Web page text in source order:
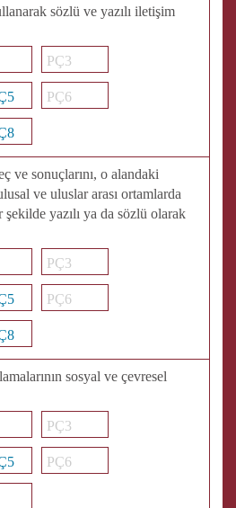
sözlü ve yazılı iletişim
PÇ3
PÇ6
ve sonuçlarını, o alandaki
ve uluslar arası ortamlarda
şekilde yazılı ya da sözlü olarak
PÇ3
PÇ6
sosyal ve çevresel
PÇ3
PÇ6